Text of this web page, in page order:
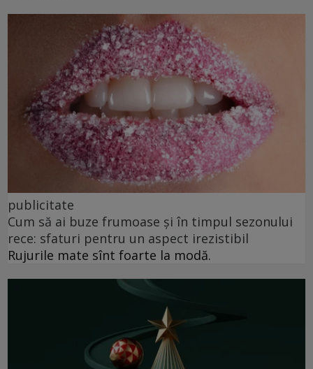
publicitate
Cum să ai buze frumoase şi în timpul sezonului
rece: sfaturi pentru un aspect irezistibil
Rujurile mate sînt foarte la modă.